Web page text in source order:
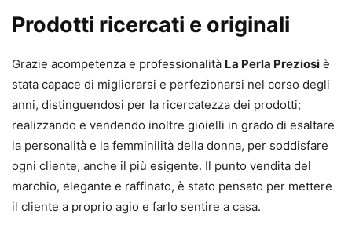
Prodotti ricercati e originali
Grazie acompetenza e professionalità La Perla Preziosi è
stata capace di migliorarsi e perfezionarsi nel corso degli
anni, distinguendosi per la ricercatezza dei prodotti;
realizzando e vendendo inoltre gioielli in grado di esaltare
la personalità e la femminilità della donna, per soddisfare
ogni cliente, anche il più esigente. Il punto vendita del
marchio, elegante e raffinato, è stato pensato per mettere
il cliente a proprio agio e farlo sentire a casa.